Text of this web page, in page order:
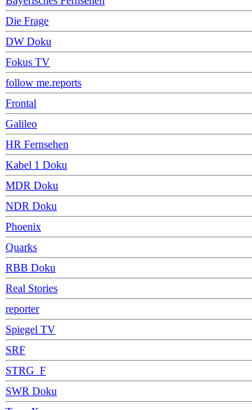
Die Frage
DW Doku
Fokus TV
follow me.reports
Frontal
Galileo
HR Fernsehen
Kabel 1 Doku
MDR Doku
NDR Doku
Phoenix
Quarks
RBB Doku
Real Stories
reporter
Spiegel TV
SRF
STRG_F
SWR Doku